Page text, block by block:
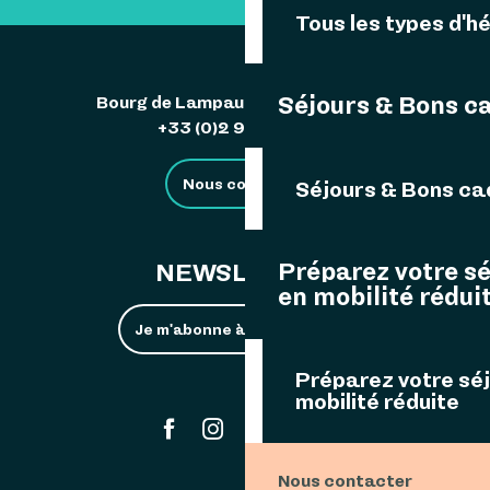
Tous les types
Séjours & Bons
Séjours & Bons
Préparez votre
en mobilité
Préparez votre
mobilité réduite
Nous contacter
Bourg de Lampaul 29242 Ouessant
+33 (0)2 98 48 85 83
Nous contacter
NEWSLETTER
Je m'abonne à la newsletter